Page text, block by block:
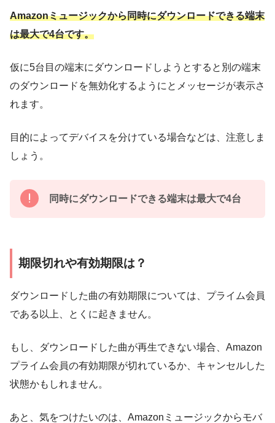
Amazonミュージックから同時にダウンロードできる端末
は最大で4台です。
仮に5台目の端末にダウンロードしようとすると別の端末
のダウンロードを無効化するようにとメッセージが表示さ
れます。
目的によってデバイスを分けている場合などは、注意しま
しょう。
同時にダウンロードできる端末は最大で4台
期限切れや有効期限は？
ダウンロードした曲の有効期限については、プライム会員
である以上、とくに起きません。
もし、ダウンロードした曲が再生できない場合、Amazon
プライム会員の有効期限が切れているか、キャンセルした
状態かもしれません。
あと、気をつけたいのは、Amazonミュージックからモバ